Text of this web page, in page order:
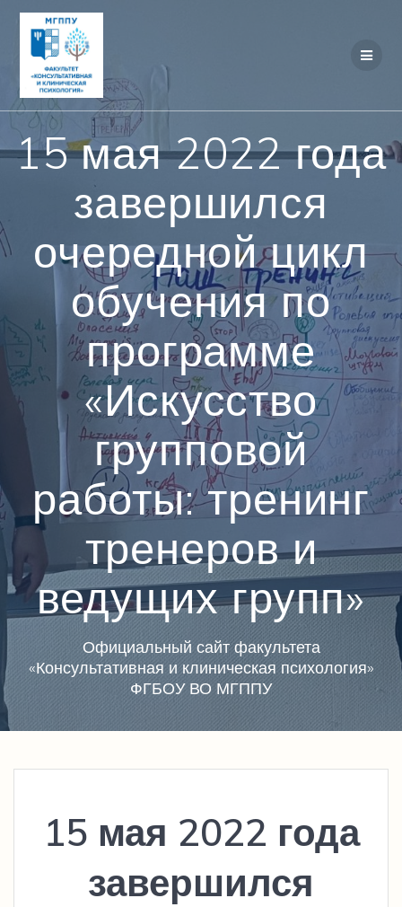
15 мая 2022 года
завершился
очередной цикл
обучения по
программе
«Искусство
групповой
работы: тренинг
тренеров и
ведущих групп»
Официальный сайт факультета
«Консультативная и клиническая психология»
ФГБОУ ВО МГППУ
15 мая 2022 года
завершился